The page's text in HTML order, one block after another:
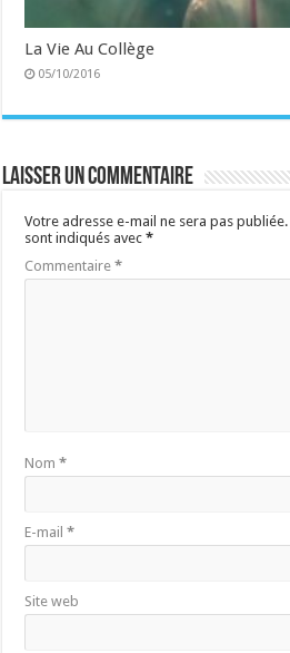
La Vie Au Collège
05/10/2016
Laisser un commentaire
Votre adresse e-mail ne sera pas publiée.
sont indiqués avec*
Commentaire*
Nom*
E-mail*
Site web